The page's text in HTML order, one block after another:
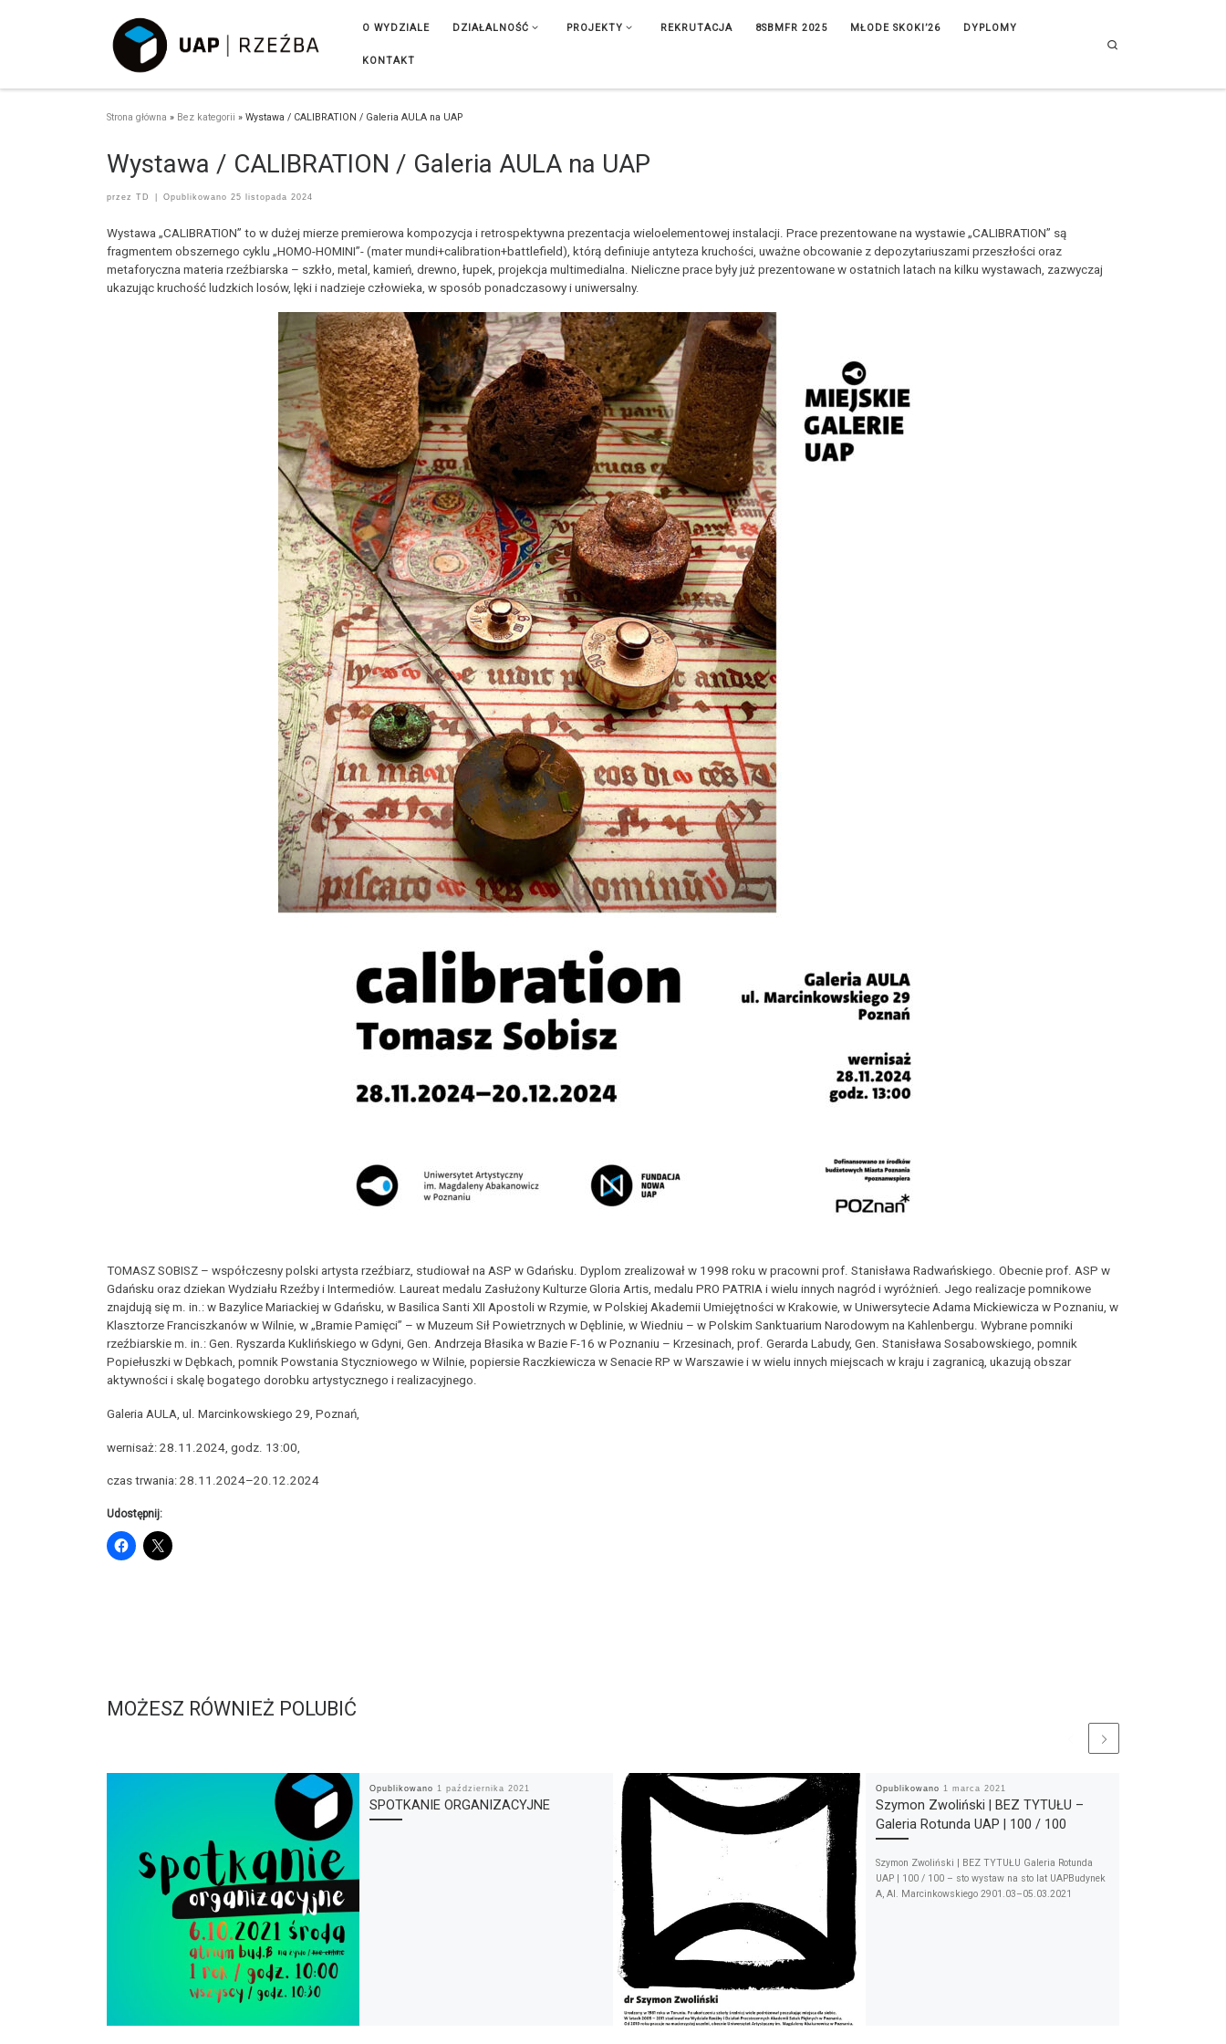
O WYDZIALE DZIAŁALNOŚĆ PROJEKTY REKRUTACJA 8SBMFR 2025 MŁODE SKOKI’26 DYPLOMY
KONTAKT
Strona główna » Bez kategorii » Wystawa / CALIBRATION / Galeria AULA na UAP
Wystawa / CALIBRATION / Galeria AULA na UAP
przez TD Opublikowano 25 listopada 2024
Wystawa „CALIBRATION” to w dużej mierze premierowa kompozycja i retrospektywna prezentacja wieloelementowej instalacji. Prace prezentowane na wystawie „CALIBRATION” są
fragmentem obszernego cyklu „HOMO-HOMINI”- (mater mundi+calibration+battlefield), którą definiuje antyteza kruchości, uważne obcowanie z depozytariuszami przeszłości oraz
metaforyczna materia rzeźbiarska – szkło, metal, kamień, drewno, łupek, projekcja multimedialna. Nieliczne prace były już prezentowane w ostatnich latach na kilku wystawach, zazwyczaj
ukazując kruchość ludzkich losów, lęki i nadzieje człowieka, w sposób ponadczasowy i uniwersalny.
TOMASZ SOBISZ – współczesny polski artysta rzeźbiarz, studiował na ASP w Gdańsku. Dyplom zrealizował w 1998 roku w pracowni prof. Stanisława Radwańskiego. Obecnie prof. ASP w
Gdańsku oraz dziekan Wydziału Rzeźby i Intermediów. Laureat medalu Zasłużony Kulturze Gloria Artis, medalu PRO PATRIA i wielu innych nagród i wyróżnień. Jego realizacje pomnikowe
znajdują się m. in.: w Bazylice Mariackiej w Gdańsku, w Basilica Santi XII Apostoli w Rzymie, w Polskiej Akademii Umiejętności w Krakowie, w Uniwersytecie Adama Mickiewicza w Poznaniu, w
Klasztorze Franciszkanów w Wilnie, w „Bramie Pamięci” – w Muzeum Sił Powietrznych w Dęblinie, w Wiedniu – w Polskim Sanktuarium Narodowym na Kahlenbergu. Wybrane pomniki
rzeźbiarskie m. in.: Gen. Ryszarda Kuklińskiego w Gdyni, Gen. Andrzeja Błasika w Bazie F-16 w Poznaniu – Krzesinach, prof. Gerarda Labudy, Gen. Stanisława Sosabowskiego, pomnik
Popiełuszki w Dębkach, pomnik Powstania Styczniowego w Wilnie, popiersie Raczkiewicza w Senacie RP w Warszawie i w wielu innych miejscach w kraju i zagranicą, ukazują obszar
aktywności i skalę bogatego dorobku artystycznego i realizacyjnego.
Galeria AULA, ul. Marcinkowskiego 29, Poznań,
wernisaż: 28.11.2024, godz. 13:00,
czas trwania: 28.11.2024–20.12.2024
Udostępnij:
MOŻESZ RÓWNIEŻ POLUBIĆ
Opublikowano 1 października 2021
SPOTKANIE ORGANIZACYJNE
Opublikowano 1 marca 2021
Szymon Zwoliński | BEZ TYTUŁU –
Galeria Rotunda UAP | 100 / 100
Szymon Zwoliński | BEZ TYTUŁU Galeria Rotunda
UAP | 100 / 100 – sto wystaw na sto lat UAPBudynek
A, Al. Marcinkowskiego 2901.03–05.03.2021